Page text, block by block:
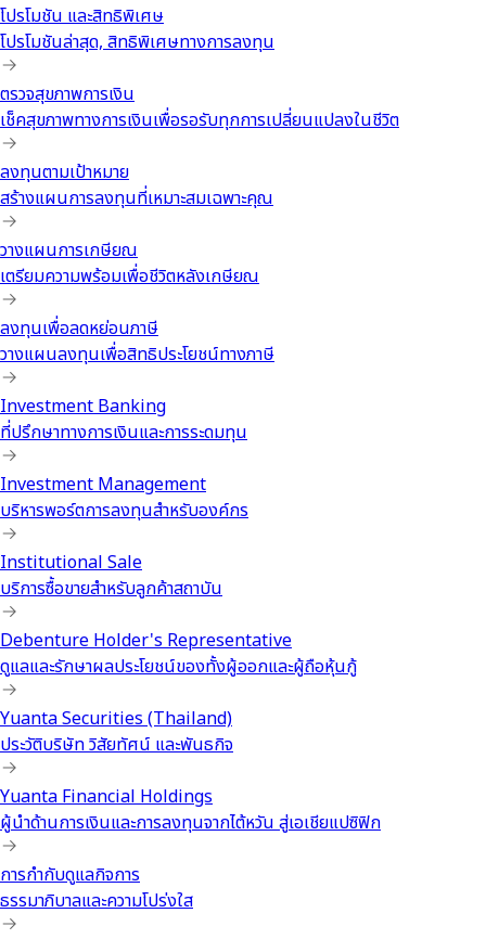
โปรโมชัน และสิทธิพิเศษ
โปรโมชันล่าสุด, สิทธิพิเศษทางการลงทุน
ตรวจสุขภาพการเงิน
เช็คสุขภาพทางการเงินเพื่อรอรับทุกการเปลี่ยนแปลงในชีวิต
ลงทุนตามเป้าหมาย
สร้างแผนการลงทุนที่เหมาะสมเฉพาะคุณ
วางแผนการเกษียณ
เตรียมความพร้อมเพื่อชีวิตหลังเกษียณ
ลงทุนเพื่อลดหย่อนภาษี
วางแผนลงทุนเพื่อสิทธิประโยชน์ทางภาษี
Investment Banking
ที่ปรึกษาทางการเงินและการระดมทุน
Investment Management
บริหารพอร์ตการลงทุนสำหรับองค์กร
Institutional Sale
บริการซื้อขายสำหรับลูกค้าสถาบัน
Debenture Holder's Representative
ดูแลและรักษาผลประโยชน์ของทั้งผู้ออกและผู้ถือหุ้นกู้
Yuanta Securities (Thailand)
ประวัติบริษัท วิสัยทัศน์ และพันธกิจ
Yuanta Financial Holdings
ผู้นำด้านการเงินและการลงทุนจากไต้หวัน สู่เอเชียแปซิฟิก
การกำกับดูแลกิจการ
ธรรมาภิบาลและความโปร่งใส